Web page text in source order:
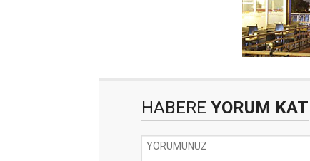
HABERE YORUM KAT